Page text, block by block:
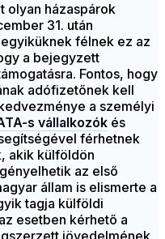
olyan házaspárok
31. után
félnek ez az
a bejegyzett
Fontos, hogy
adófizetőnek kell
a személyi
s vállalkozók és
férhetnek
akik külföldön
az első
állam is elismerte a
tagja külföldi
esetben kérhető a